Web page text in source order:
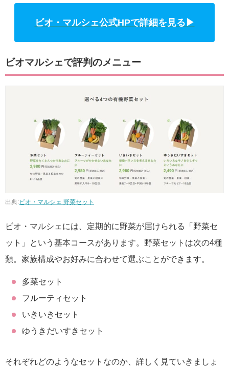
ビオ・マルシェ公式HPで詳細を見る▶
ビオマルシェで評判のメニュー
出典:ビオ・マルシェ 野菜セット
ビオ・マルシェには、定期的に野菜が届けられる「野菜セ
ット」という基本コースがあります。野菜セットは次の4種
類。家族構成やお好みに合わせて選ぶことができます。
多菜セット
フルーティセット
いきいきセット
ゆうきだいすきセット
それぞれどのようなセットなのか、詳しく見ていきましょ